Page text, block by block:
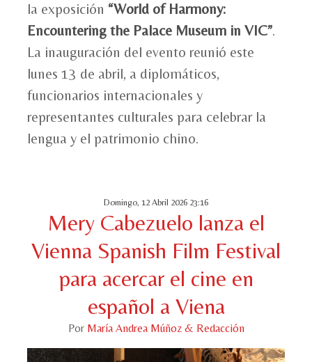
la exposición “World of Harmony:
Encountering the Palace Museum in VIC”.
La inauguración del evento reunió este
lunes 13 de abril, a diplomáticos,
funcionarios internacionales y
representantes culturales para celebrar la
lengua y el patrimonio chino.
Domingo, 12 Abril 2026 23:16
Mery Cabezuelo lanza el
Vienna Spanish Film Festival
para acercar el cine en
español a Viena
Por María Andrea Múñoz & Redacción